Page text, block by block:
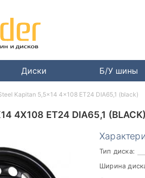
Диски Б/У шины
4X108 ET24 DIA65,1 (BLACK)
Тип диска:
Ширина
Kapitan 5,5x14 4x108 ET24 DIA65,1 (black)